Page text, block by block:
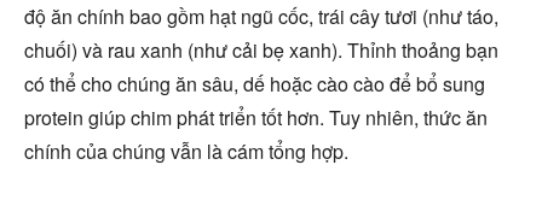
độ ăn chính bao gồm hạt ngũ cốc, trái cây tươi (như táo,
chuối) và rau xanh (như cải bẹ xanh). Thỉnh thoảng bạn
có thể cho chúng ăn sâu, dế hoặc cào cào để bổ sung
protein giúp chim phát triển tốt hơn. Tuy nhiên, thức ăn
chính của chúng vẫn là cám tổng hợp.